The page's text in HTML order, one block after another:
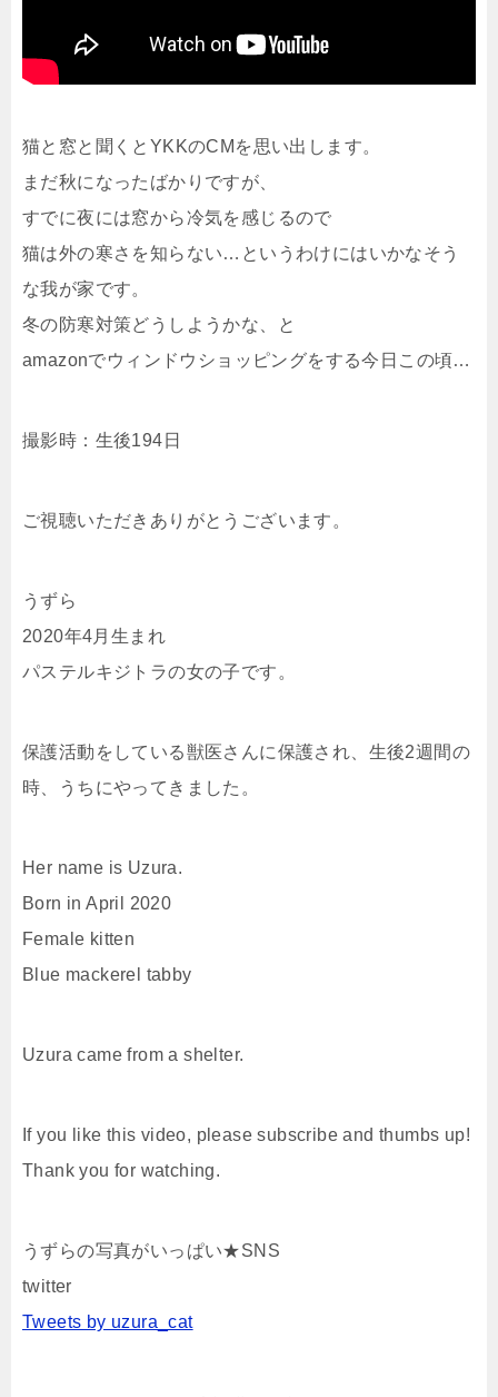
猫と窓と聞くとYKKのCMを思い出します。
まだ秋になったばかりですが、
すでに夜には窓から冷気を感じるので
猫は外の寒さを知らない…というわけにはいかなそう
な我が家です。
冬の防寒対策どうしようかな、と
amazonでウィンドウショッピングをする今日この頃…
撮影時：生後194日
ご視聴いただきありがとうございます。
うずら
2020年4月生まれ
パステルキジトラの女の子です。
保護活動をしている獣医さんに保護され、生後2週間の
時、うちにやってきました。
Her name is Uzura.
Born in April 2020
Female kitten
Blue mackerel tabby
Uzura came from a shelter.
If you like this video, please subscribe and thumbs up!
Thank you for watching.
うずらの写真がいっぱい★SNS
twitter
Tweets by uzura_cat